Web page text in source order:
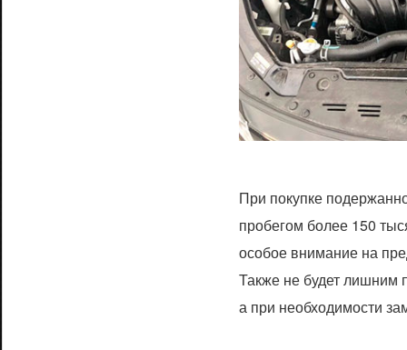
При покупке
пробегом более 150
особое внимание на
Также не будет лишним
а при необходимости